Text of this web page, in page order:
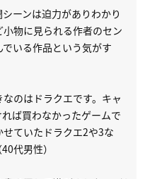
ーンは迫力がありわかり
物に見られる作者のセン
いる作品という気がす
のはドラクエです。キャ
ば買わなかったゲームで
ていたドラクエ2や3な
代男性）